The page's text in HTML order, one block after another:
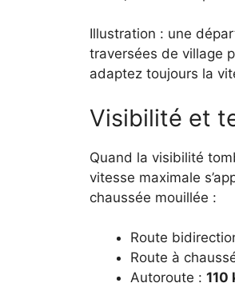
Illustration : une
traversées de village
adaptez toujours la
Visibilité et
Quand la visibilité
vitesse maximale
chaussée mouillée :
Route
Route à
Autoroute : 110